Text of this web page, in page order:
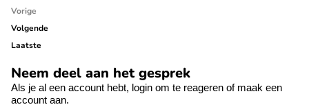
Vorige
Volgende
Laatste
Neem deel aan het gesprek
Als je al een account hebt, login om te reageren of maak een
account aan.